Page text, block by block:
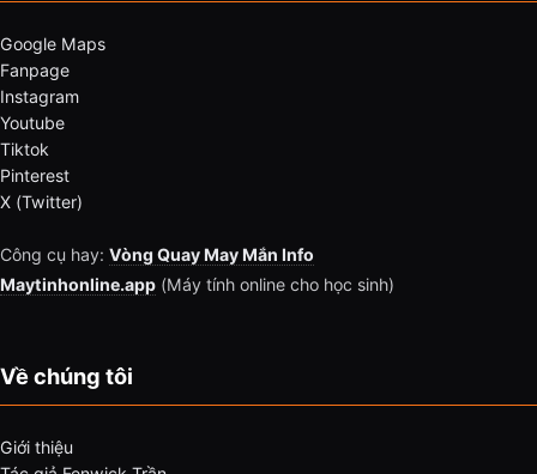
Google Maps
Fanpage
Instagram
Youtube
Tiktok
Pinterest
X (Twitter)
Công cụ hay: Vòng Quay May Mắn Info
Maytinhonline.app (Máy tính online cho học sinh)
Về chúng tôi
Giới thiệu